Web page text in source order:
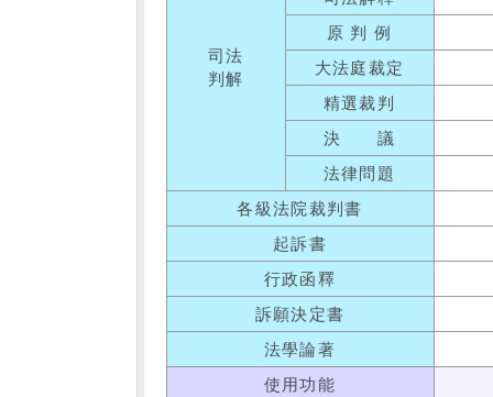
司法
判解
原 判 例
大法庭裁定
精選裁判
決 議
法律問題
各級法院裁判書
起訴書
行政函釋
訴願決定書
法學論著
使用功能